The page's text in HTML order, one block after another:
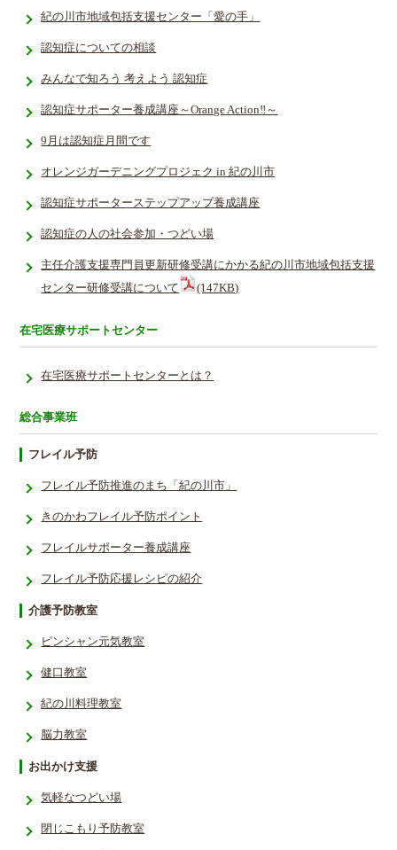
紀の川市地域包括支援センター「愛の手」
認知症についての相談
みんなで知ろう 考えよう 認知症
認知症サポーター養成講座～Orange Action‼～
9月は認知症月間です
オレンジガーデニングプロジェク in 紀の川市
認知症サポーターステップアップ養成講座
認知症の人の社会参加・つどい場
主任介護支援専門員更新研修受講にかかる紀の川市地域包括支援
センター研修受講について
(147KB)
在宅医療サポートセンター
在宅医療サポートセンターとは？
総合事業班
フレイル予防
フレイル予防推進のまち「紀の川市」
きのかわフレイル予防ポイント
フレイルサポーター養成講座
フレイル予防応援レシ­ピの紹介
介護予防教室
ピンシャン元気教室
健口教室
紀の川料理教室
脳力教室
お出かけ支援
気軽なつどい場
閉じこもり予防教室